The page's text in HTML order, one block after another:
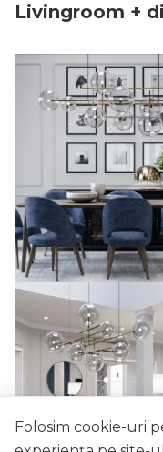
Livingroom +
Folosim cookie-uri